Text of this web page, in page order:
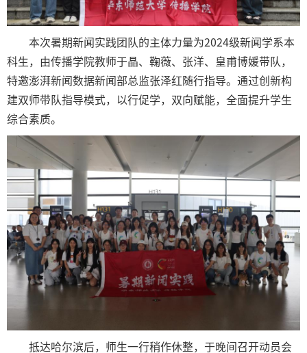
本次暑期新闻实践团队的主体力量为2024级新闻学系本
科生，由传播学院教师于晶、鞠薇、张洋、皇甫博媛带队，
特邀澎湃新闻数据新闻部总监张泽红随行指导。通过创新构
建双师带队指导模式，以行促学，双向赋能，全面提升学生
综合素质。
抵达哈尔滨后，师生一行稍作休整，于晚间召开动员会